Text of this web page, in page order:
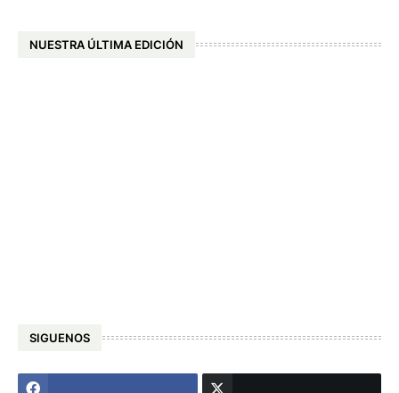
NUESTRA ÚLTIMA EDICIÓN
SIGUENOS